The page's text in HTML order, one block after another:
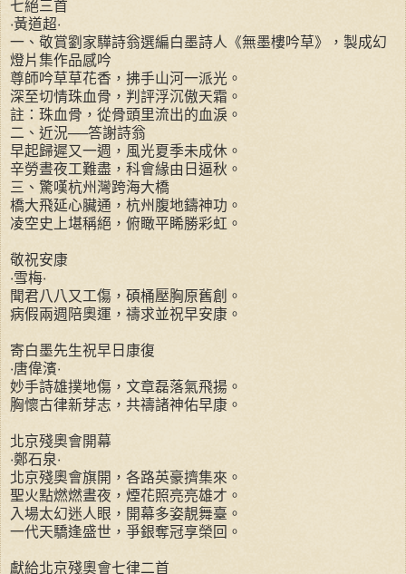
七絕三首
‧黃道超‧
一、敬賞劉家驊詩翁選編白墨詩人《無墨樓吟草》，製成幻
燈片集作品感吟
尊師吟草草花香，拂手山河一派光。
深至切情珠血骨，判評浮沉傲天霜。
註：珠血骨，從骨頭里流出的血淚。
二、近況──答謝詩翁
早起歸遲又一週，風光夏季未成休。
辛勞晝夜工難盡，科會緣由日逼秋。
三、驚嘆杭州灣跨海大橋
橋大飛延心臟通，杭州腹地鑄神功。
凌空史上堪稱絕，俯瞰平睎勝彩虹。
敬祝安康
‧雪梅‧
聞君八八又工傷，碩桶壓胸原舊創。
病假兩週陪奧運，禱求並祝早安康。
寄白墨先生祝早日康復
‧唐偉濱‧
妙手詩雄撲地傷，文章磊落氣飛揚。
胸懷古律新芽志，共禱諸神佑早康。
北京殘奧會開幕
‧鄭石泉‧
北京殘奧會旗開，各路英豪擠集來。
聖火點燃燃晝夜，煙花照亮亮雄才。
入場太幻迷人眼，開幕多姿靚舞臺。
一代天驕逢盛世，爭銀奪冠享榮回。
獻給北京殘奧會七律二首